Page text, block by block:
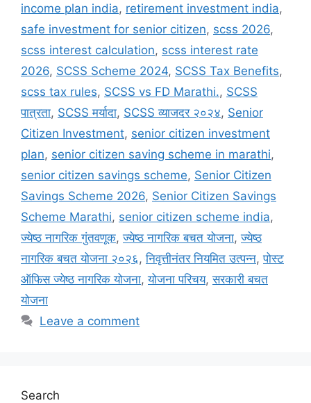
income plan india, retirement investment india,
safe investment for senior citizen, scss 2026,
scss interest calculation, scss interest rate
2026, SCSS Scheme 2024, SCSS Tax Benefits,
scss tax rules, SCSS vs FD Marathi., SCSS
पात्रता, SCSS मर्यादा, SCSS व्याजदर २०२४, Senior
Citizen Investment, senior citizen investment
plan, senior citizen saving scheme in marathi,
senior citizen savings scheme, Senior Citizen
Savings Scheme 2026, Senior Citizen Savings
Scheme Marathi, senior citizen scheme india,
ज्येष्ठ नागरिक गुंतवणूक,ज्येष्ठ नागरिक बचत योजना,ज्येष्ठ
नागरिक बचत योजना २०२६ ,निवृत्तीनंतर नियमित उत्पन्न,पोस्ट
ऑफिस ज्येष्ठ नागरिक योजना,योजना परिचय,सरकारी बचत
योजना
Leave a comment
Search